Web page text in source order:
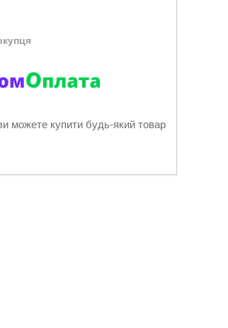
можете купити будь-який товар